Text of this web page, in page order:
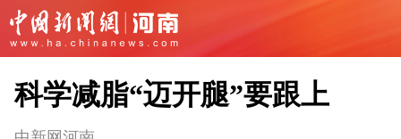
科学减脂“迈开腿”要跟上